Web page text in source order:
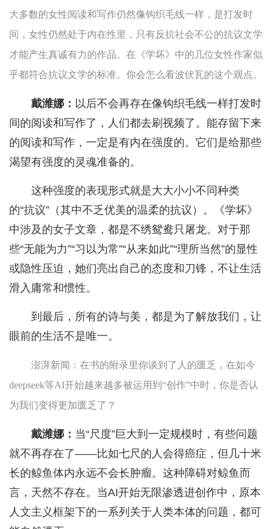
大多数的女性阅读和写作仍然像钩织毛线一样，是打发时
间，女性仍然处于内在性里，只有反抗社会不公的抗议文学
才能产生真诚有力的作品。在《学坏》中的几位女性作家似
乎都符合抗议文学的标准。你会怎么看波伏瓦的这个观点。
戴潍娜： 以后不会再存在像钩织毛线一样打发时
间的阅读和写作了，人们都去刷视频了。能存留下来
的阅读和写作，一定是有内在强度的。它们是给那些
渴望有强度的灵魂准备的。
这种强度的表现形式就是大大小小不同种类
的“抗议”（其中不乏优美的温柔的抗议）。《学坏》
中涉及的女子文章，都是不绣鸳鸯只屠龙。对于那
些“无能为力”“习以为常”“从来如此”“理所当然”的显性
或隐性压迫，她们亮出自己的态度和刀锋，不让生活
滑入庸常和惯性。
到最后，所有的诗与美，都是为了解放我们，让
眼前的生活不是唯一。
澎湃新闻：在书的附录里你谈到了人的匮乏，在如今
deepseek等AI开始越来越多被运用到“创作”中时，你是否认
为我们变得更加匮乏了？
戴潍娜： 当“尺度”巨大到一定规模时，有些问题
就不再存在了——比如七尺的人会得癌症，但几十米
长的鲸鱼体内永远不会长肿瘤。这种障碍对鲸鱼而
言，天然不存在。当AI开始无限渗透进创作中，原本
人文主义框架下的一系列关于人类本体的问题，都可